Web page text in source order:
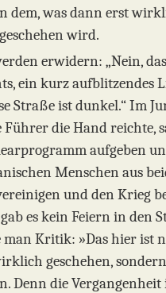
dem, was dann erst
wird.
erwidern: „Nein,
ein kurz aufblitzendes
Straße ist dunkel.“ Im
die Hand reichte,
aufgeben
Menschen aus
und den Krieg
es kein Feiern in den
man Kritik: »Das hier ist
geschehen,
Denn die Vergangenheit